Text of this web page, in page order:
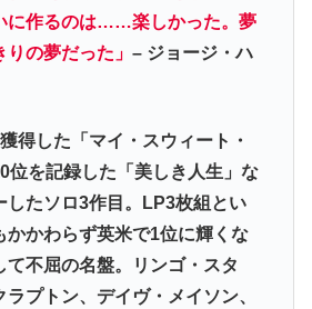
に作るのは……楽しかった。夢
の夢だった」 – ジョージ・ハ
得した「マイ・スウィート・
位を記録した「美しき人生」な
したソロ3作目。LP3枚組とい
かかわらず英米で1位に輝くな
て不屈の名盤。リンゴ・スタ
プトン、デイヴ・メイソン、